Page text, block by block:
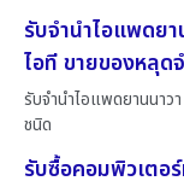
รับจำนำไอแพดย
ไอที ขายของหลุด
รับจำนำไอแพดยานนาว
ชนิด
รับซื้อคอมพิวเตอ